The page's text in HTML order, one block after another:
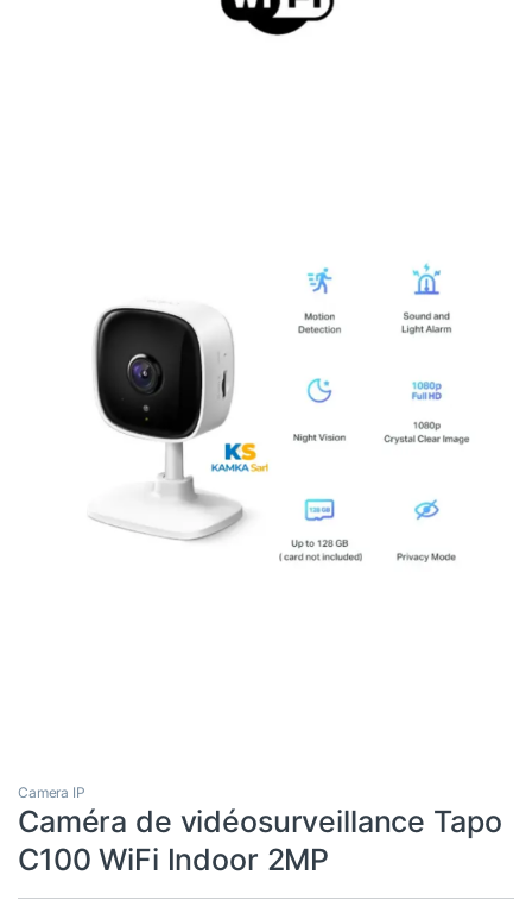
Camera IP
Caméra de vidéosurveillance Tapo
C100 WiFi Indoor 2MP